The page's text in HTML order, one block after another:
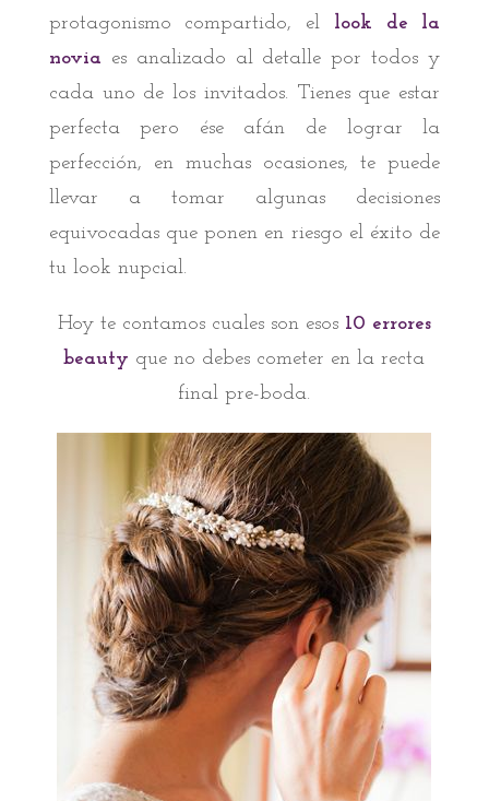
protagonismo compartido, el look de la
novia es analizado al detalle por todos y
cada uno de los invitados. Tienes que estar
perfecta pero ése afán de lograr la
perfección, en muchas ocasiones, te puede
llevar a tomar algunas decisiones
equivocadas que ponen en riesgo el éxito de
tu look nupcial.
Hoy te contamos cuales son esos 10 errores
beauty que no debes cometer en la recta
final pre-boda.